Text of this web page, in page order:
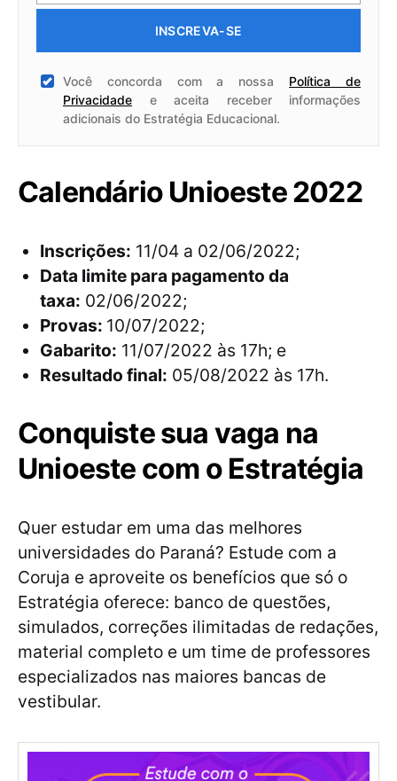
INSCREVA-SE
Você concorda com a nossa Política de
Privacidade e aceita receber informações
adicionais do Estratégia Educacional.
Calendário Unioeste 2022
Inscrições: 11/04 a 02/06/2022;
Data limite para pagamento da
taxa: 02/06/2022;
Provas: 10/07/2022;
Gabarito: 11/07/2022 às 17h; e
Resultado final: 05/08/2022 às 17h.
Conquiste sua vaga na
Unioeste com o Estratégia
Quer estudar em uma das melhores
universidades do Paraná? Estude com a
Coruja e aproveite os benefícios que só o
Estratégia oferece: banco de questões,
simulados, correções ilimitadas de redações,
material completo e um time de professores
especializados nas maiores bancas de
vestibular.